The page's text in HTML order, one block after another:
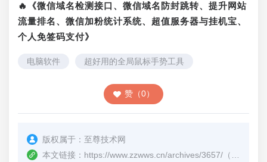
🔥《微信域名检测接口、微信域名防封跳转、提升网站
流量排名、微信加粉统计系统、超值服务器与挂机宝、
个人免签码支付》
电脑软件 超好用的全局鼠标手势工具
赞（0）
版权属于： 至尊技术网
本文链接： https://www.zzwws.cn/archives/3657/ （转载时请注明本文出处及文章链接）